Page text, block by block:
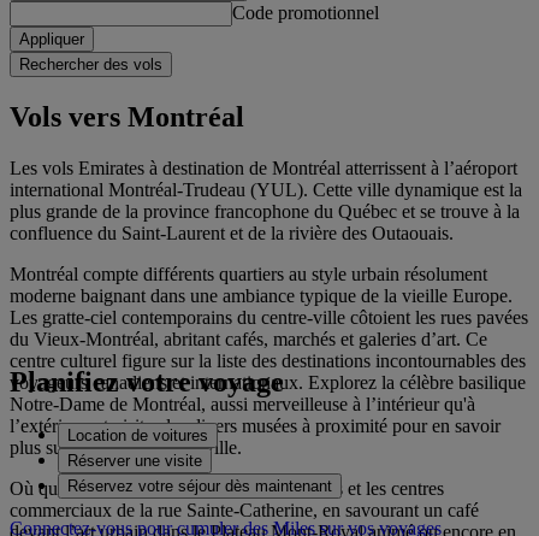
Code promotionnel
Appliquer
Rechercher des vols
Vols vers Montréal
Les vols Emirates à destination de Montréal atterrissent à l’aéroport
international Montréal-Trudeau (YUL). Cette ville dynamique est la
plus grande de la province francophone du Québec et se trouve à la
confluence du Saint-Laurent et de la rivière des Outaouais.
Montréal compte différents quartiers au style urbain résolument
moderne baignant dans une ambiance typique de la vieille Europe.
Les gratte-ciel contemporains du centre-ville côtoient les rues pavées
du Vieux-Montréal, abritant cafés, marchés et galeries d’art. Ce
centre culturel figure sur la liste des destinations incontournables des
voyageurs canadiens et internationaux. Explorez la célèbre basilique
Notre-Dame de Montréal, aussi merveilleuse à l’intérieur qu'à
l’extérieur, et visitez les divers musées à proximité pour en savoir
plus sur les origines de la ville.
Où que vous alliez, dans les boutiques chics et les centres
commerciaux de la rue Sainte-Catherine, en savourant un café
devant l’art urbain dans le Plateau Mont-Royal animé ou encore en
Planifiez votre voyage
Location de voitures
Réserver une visite
Réservez votre séjour dès maintenant
Connectez-vous pour cumuler des Miles sur vos voyages